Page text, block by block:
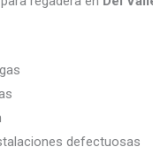
defectuosas